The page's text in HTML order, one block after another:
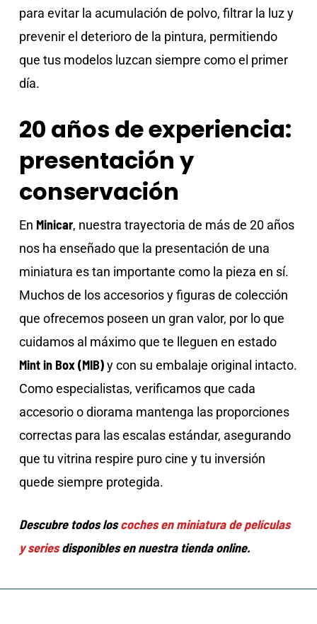
para evitar la acumulación de polvo, filtrar la luz y
prevenir el deterioro de la pintura, permitiendo
que tus modelos luzcan siempre como el primer
día.
20 años de experiencia:
presentación y
conservación
En Minicar, nuestra trayectoria de más de 20 años
nos ha enseñado que la presentación de una
miniatura es tan importante como la pieza en sí.
Muchos de los accesorios y figuras de colección
que ofrecemos poseen un gran valor, por lo que
cuidamos al máximo que te lleguen en estado
Mint in Box (MIB)y con su embalaje original intacto.
Como especialistas, verificamos que cada
accesorio o diorama mantenga las proporciones
correctas para las escalas estándar, asegurando
que tu vitrina respire puro cine y tu inversión
quede siempre protegida.
Descubre todos loscoches en miniatura de películas
y seriesdisponibles en nuestra tienda online.